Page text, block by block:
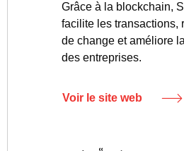
Grâce à la blockchain,
facilite les transactions,
de change et améliore
des entreprises.
Voir le site web